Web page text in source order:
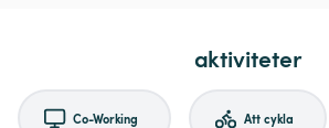
aktiviteter
Co-Working Att cykla